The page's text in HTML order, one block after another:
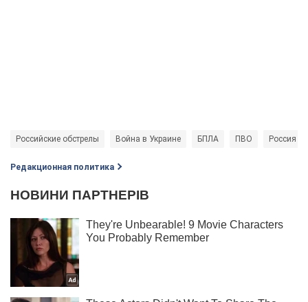
Российские обстрелы Война в Украине БПЛА ПВО Россия -
Редакционная политика